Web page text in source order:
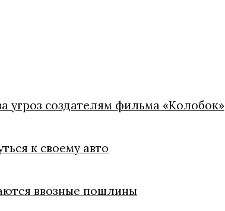
угроз создателям фильма «Колобок»
к своему авто
ввозные пошлины